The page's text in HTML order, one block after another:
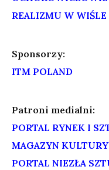
REALIZMU W WIŚLE
Sponsorzy:
ITM POLAND
Patroni medialni:
PORTAL RYNEK I
MAGAZYN
PORTAL NIEZŁA